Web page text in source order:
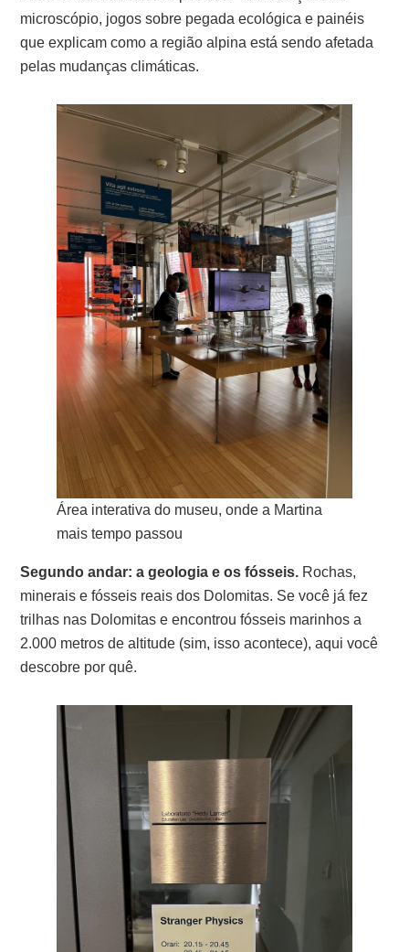
microscópio, jogos sobre pegada ecológica e painéis
que explicam como a região alpina está sendo afetada
pelas mudanças climáticas.
Área interativa do museu, onde a Martina
mais tempo passou
Segundo andar: a geologia e os fósseis. Rochas,
minerais e fósseis reais dos Dolomitas. Se você já fez
trilhas nas Dolomitas e encontrou fósseis marinhos a
2.000 metros de altitude (sim, isso acontece), aqui você
descobre por quê.